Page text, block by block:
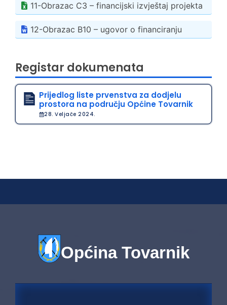
11-Obrazac C3 – financijski izvještaj projekta
12-Obrazac B10 – ugovor o financiranju
Registar dokumenata
Prijedlog liste prvenstva za dodjelu
prostora na području Općine Tovarnik
28. Veljače 2024.
Općina Tovarnik